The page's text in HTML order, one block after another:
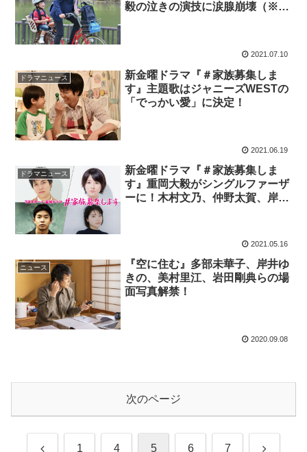
毅の泣きの演技に涙腺崩壊（※ス
2021.07.10
ドラマニュース
新金曜ドラマ『＃家族募集しま
す』主題歌はジャニーズWESTの
「でっかい愛」に決定！
2021.06.19
ドラマニュース
新金曜ドラマ『＃家族募集しま
す』重岡大毅がシングルファーザ
ーに！木村文乃、仲野太賀、岸井
2021.05.16
ニュース
『空に住む』多部未華子、岸井ゆ
きの、美村里江、岩田剛典らの場
面写真解禁！
2020.09.08
次のページ
前 1 4 5 6 7 次